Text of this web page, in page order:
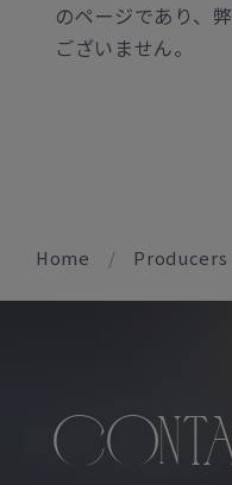
のページであり、
ございません。
Home Producers